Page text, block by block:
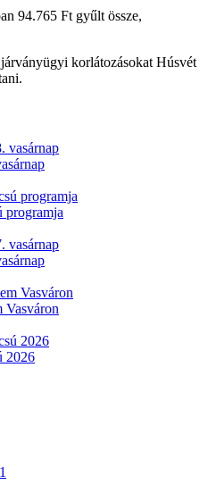
94.765 Ft gyűlt össze,
korlátozásokat Húsvét
programja
Vasváron
2026